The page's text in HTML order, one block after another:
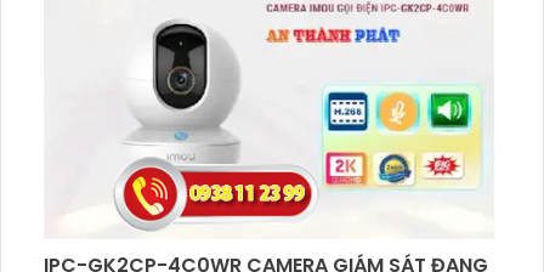
mang lại hình ảnh sắc nét và chi tiết. Công nghệ
nhìn đêm chất lượng Hồng Ngoại Smart IR giúp giảm
chói sáng và tăng cường sự rõ ràng của hình ảnh.
IPC-GK2CP-4C0WR CAMERA GIÁM SÁT ĐANG